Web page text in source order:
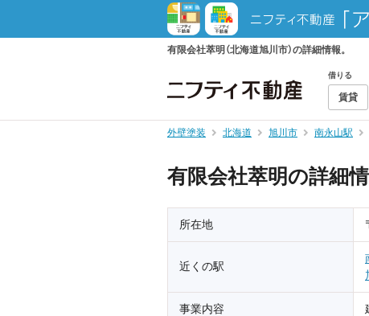
有限会社萃明（北海道旭川市）の詳細情報。
借りる
賃貸
外壁塗装 北海道 旭川市 南永山駅
有限会社萃明の詳細
所在地
近くの駅
事業内容